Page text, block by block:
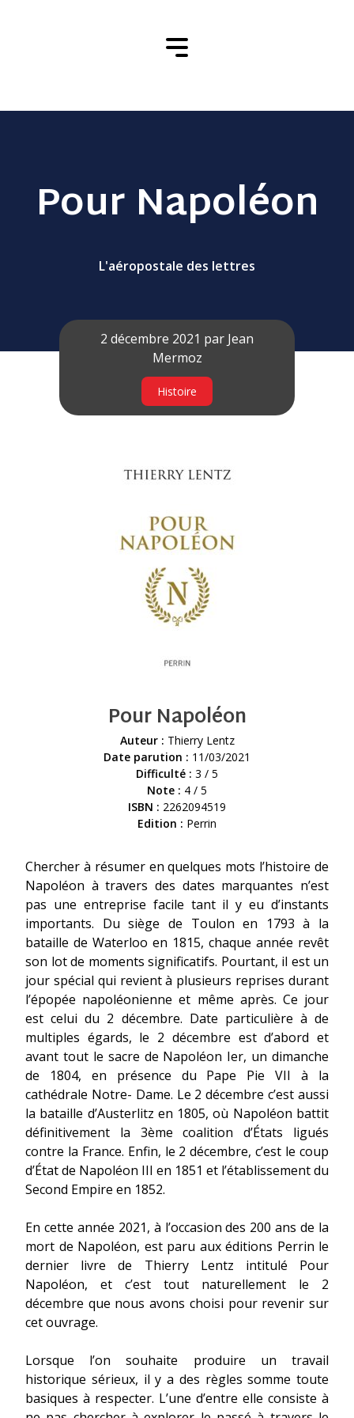
Pour Napoléon
L'aéropostale des lettres
2 décembre 2021 par Jean
Mermoz
Histoire
Pour Napoléon
Auteur : Thierry Lentz
Date parution : 11/03/2021
Difficulté : 3 / 5
Note : 4 / 5
ISBN : 2262094519
Edition : Perrin
Chercher à résumer en quelques mots l’histoire de
Napoléon à travers des dates marquantes n’est
pas une entreprise facile tant il y eu d’instants
importants. Du siège de Toulon en 1793 à la
bataille de Waterloo en 1815, chaque année revêt
son lot de moments significatifs. Pourtant, il est un
jour spécial qui revient à plusieurs reprises durant
l’épopée napoléonienne et même après. Ce jour
est celui du 2 décembre. Date particulière à de
multiples égards, le 2 décembre est d’abord et
avant tout le sacre de Napoléon Ier, un dimanche
de 1804, en présence du Pape Pie VII à la
cathédrale Notre- Dame. Le 2 décembre c’est aussi
la bataille d’Austerlitz en 1805, où Napoléon battit
définitivement la 3ème coalition d’États ligués
contre la France. Enfin, le 2 décembre, c’est le coup
d’État de Napoléon III en 1851 et l’établissement du
Second Empire en 1852.
En cette année 2021, à l’occasion des 200 ans de la
mort de Napoléon, est paru aux éditions Perrin le
dernier livre de Thierry Lentz intitulé Pour
Napoléon, et c’est tout naturellement le 2
décembre que nous avons choisi pour revenir sur
cet ouvrage.
Lorsque l’on souhaite produire un travail
historique sérieux, il y a des règles somme toute
basiques à respecter. L’une d’entre elle consiste à